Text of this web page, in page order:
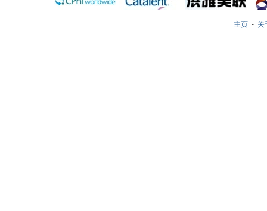
主页 - 关